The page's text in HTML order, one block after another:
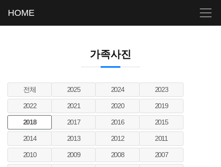
HOME
가족사진
전체 2025 2024 2023
2022 2021 2020 2019
2018 2017 2016 2015
2014 2013 2012 2011
2010 2009 2008 2007